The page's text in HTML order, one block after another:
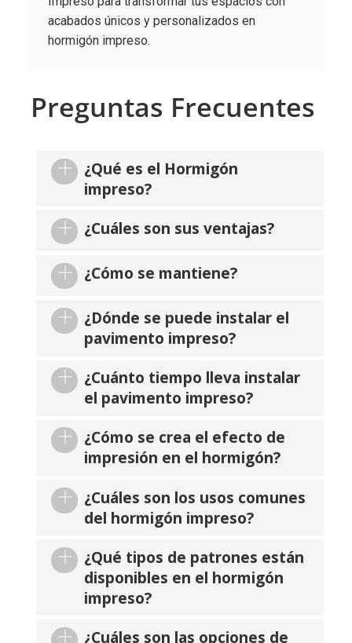
acabados únicos y personalizados en
hormigón impreso.
Preguntas Frecuentes
¿Qué es el Hormigón
impreso?
¿Cuáles son sus ventajas?
¿Cómo se mantiene?
¿Dónde se puede instalar el
pavimento impreso?
¿Cuánto tiempo lleva instalar
el pavimento impreso?
¿Cómo se crea el efecto de
impresión en el hormigón?
¿Cuáles son los usos comunes
del hormigón impreso?
¿Qué tipos de patrones están
disponibles en el hormigón
impreso?
¿Cuáles son las opciones de